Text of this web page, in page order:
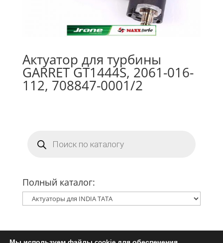
Актуатор для турбины
GARRET GT1444S, 2061-016-
112, 708847-0001/2
товаров
Полный каталог: